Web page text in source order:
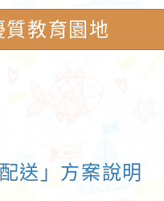
教育園地
送」方案說明